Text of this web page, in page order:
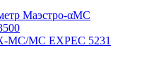
Маэстро-αМС
МС/МС EXPEC 5231